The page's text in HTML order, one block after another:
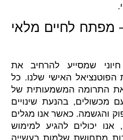
מפתח לחיים מלאי
שמסייע להרחיב את
הפוטנציאל האישי שלנו. כל
את התרומה המשמעותית של
מכשולים, בהנעת שינויים
והגשמה. כאשר אנו מגלים
יכולים להגיע למימוש
מתחושת שלמות בעשייה